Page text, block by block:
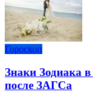
Гороскоп
Знаки Зодиака
после ЗАГСа